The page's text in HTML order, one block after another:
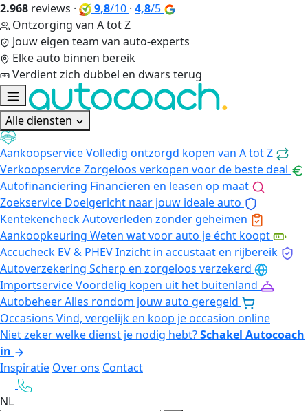
2.968 reviews · 9,8/10 · 4,8/5
Ontzorging van A tot Z
Jouw eigen team van auto-experts
Elke auto binnen bereik
Verdient zich dubbel en dwars terug
Alle diensten
AankoopserviceVolledig ontzorgd kopen van A tot Z
VerkoopserviceZorgeloos verkopen voor de beste deal
Autofinanciering Financieren en leasen op maat
Zoekservice Doelgericht naar jouw ideale auto
KentekencheckAutoverleden zonder geheimen
Aankoopkeuring Weten wat voor auto je écht koopt
Accucheck EV & PHEVInzicht in accustaat en rijbereik
Autoverzekering Scherp en zorgeloos verzekerd
ImportserviceVoordelig kopen uit het buitenland
AutobeheerAlles rondom jouw auto geregeld
Occasions Vind, vergelijk en koop je occasion online
Niet zeker welke dienst je nodig hebt?Schakel Autocoach
in
Inspiratie Over ons Contact
NL